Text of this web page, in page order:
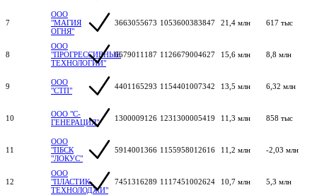
7
ООО
"МАГИЯ
ОГНЯ"
3663055673 1053600383847 21,4 млн 617 тыс
8
ООО
"ПРОГРЕССИВНЫЕ
ТЕХНОЛОГИИ"
6679011187 1126679004627 15,6 млн 8,8 млн
9
ООО
"СТП"
4401165293 1154401007342 13,5 млн 6,32 млн
10
ООО "С-
ГЕНЕРАЦИЯ"
1300009126 1231300005419 11,3 млн 858 тыс
11
ООО
"ПБСК
"ЛОКУС"
5914001366 1155958012616 11,2 млн -2,03 млн
12
ООО
"ПЛАСТИК-
ТЕХНОЛОДЖИ"
7451316289 1117451002624 10,7 млн 5,3 млн